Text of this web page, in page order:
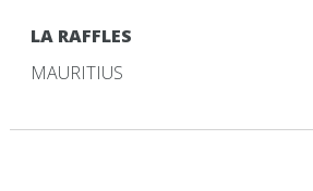
LA RAFFLES
MAURITIUS